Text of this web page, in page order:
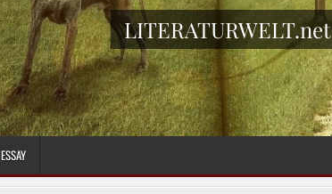
LITERATURWELT.net
ESSAY